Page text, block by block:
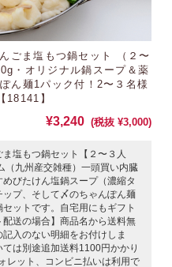
ごま塩もつ鍋セット （２〜
・オリジナル鍋スープ＆薬
ん麺1パック付！2〜３名様
18141】
¥3,240 (税抜 ¥3,000)
塩もつ鍋セット【２〜３人
九州産交雑種）一頭買い内臓
びたけん塩鍋スープ（濃縮タ
プ、そして〆のちゃんぽん麺
ットです。自宅用にもギフト
送の場合】商品名から送料無
入のない明細をお付けしま
は別途追加送料1100円かかり
レット、コンビニ払いは利用で